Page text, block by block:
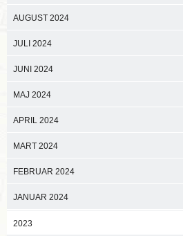
AUGUST 2024
JULI 2024
JUNI 2024
MAJ 2024
APRIL 2024
MART 2024
FEBRUAR 2024
JANUAR 2024
2023